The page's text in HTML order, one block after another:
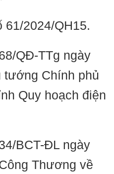
2024/QH15.
QĐ-TTg ngày
tướng Chính phủ
Quy hoạch điện
BCT-ĐL ngày
Thương về